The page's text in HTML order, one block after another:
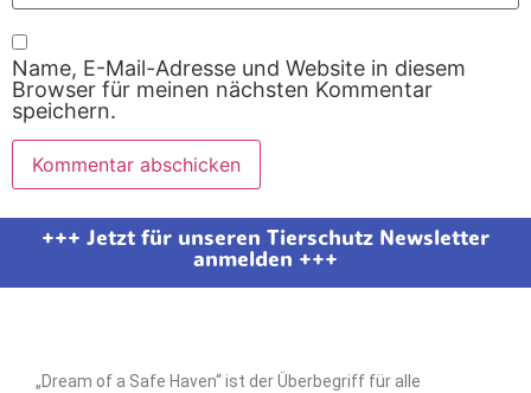
Name, E-Mail-Adresse und Website in diesem
Browser für meinen nächsten Kommentar
speichern.
+++ Jetzt für unseren Tierschutz Newsletter
anmelden +++
„Dream of a Safe Haven“ ist der Überbegriff für alle